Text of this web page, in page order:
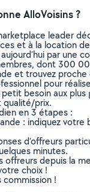
AlloVoisins ?
leader
et à la location
par une
dont 300
et trouvez proche
pour
besoin aux plus
qualité/prix.
en 3 étapes :
: indiquez votre
d’offreurs
minutes.
offreurs depuis la
choix !
commission !